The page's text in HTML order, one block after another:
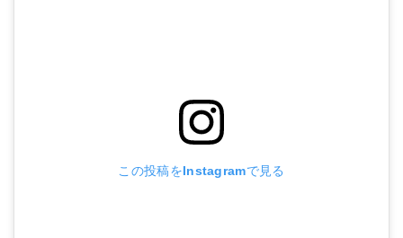
この投稿をInstagramで見る